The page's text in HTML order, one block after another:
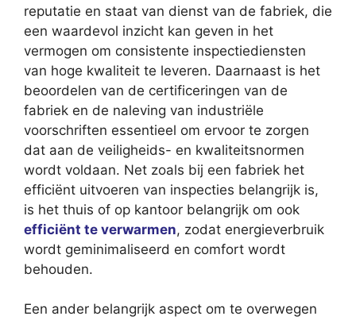
reputatie en staat van dienst van de fabriek, die
een waardevol inzicht kan geven in het
vermogen om consistente inspectiediensten
van hoge kwaliteit te leveren. Daarnaast is het
beoordelen van de certificeringen van de
fabriek en de naleving van industriële
voorschriften essentieel om ervoor te zorgen
dat aan de veiligheids- en kwaliteitsnormen
wordt voldaan. Net zoals bij een fabriek het
efficiënt uitvoeren van inspecties belangrijk is,
is het thuis of op kantoor belangrijk om ook
efficiënt te verwarmen, zodat energieverbruik
wordt geminimaliseerd en comfort wordt
behouden.
Een ander belangrijk aspect om te overwegen